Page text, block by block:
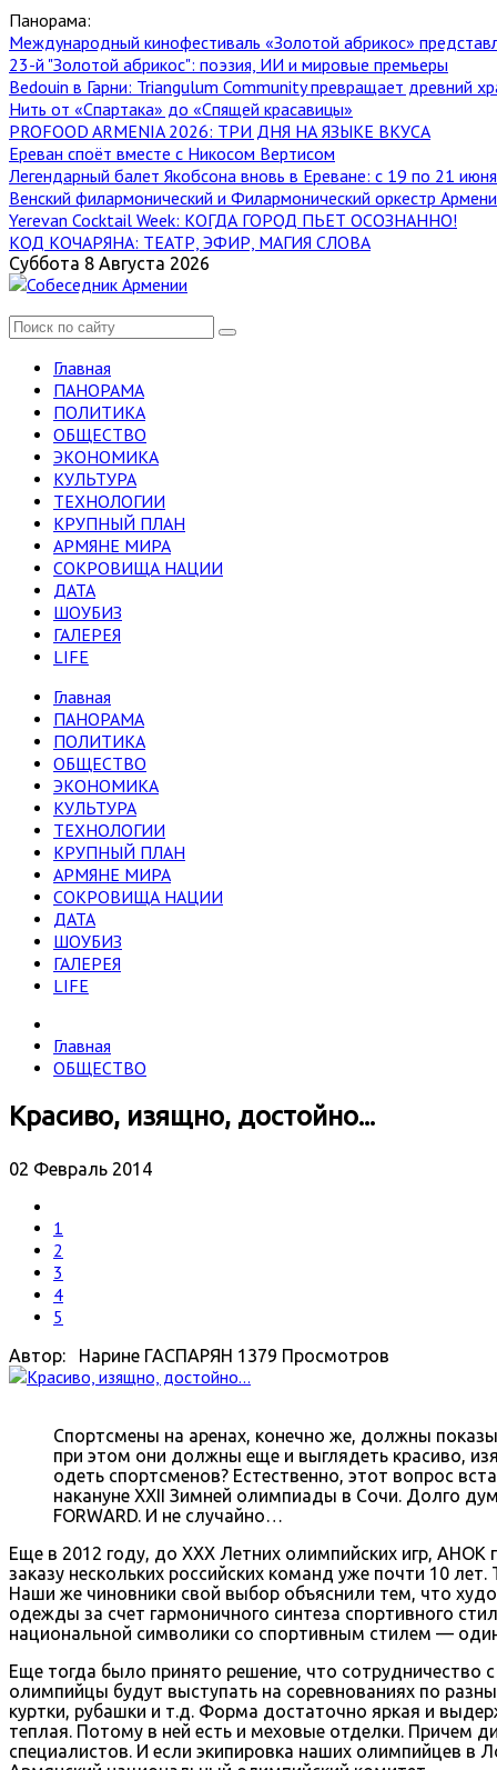
Панорама:
Международный кинофестиваль «Золотой абрикос»
23-й "Золотой абрикос": поэзия, ИИ и мировые премьеры
Bedouin в Гарни: Triangulum Community превращает древний
Нить от «Спартака» до «Спящей красавицы»
PROFOOD ARMENIA 2026: ТРИ ДНЯ НА ЯЗЫКЕ ВКУСА
Ереван споёт вместе с Никосом Вертисом
Легендарный балет Якобсона вновь в Ереване: с 19 по 21
Венский филармонический и Филармонический оркестр
Yerevan Cocktail Week: КОГДА ГОРОД ПЬЕТ ОСОЗНАННО!
КОД КОЧАРЯНА: ТЕАТР, ЭФИР, МАГИЯ СЛОВА
Суббота 8 Августа 2026
Главная
ПАНОРАМА
ПОЛИТИКА
ОБЩЕСТВО
ЭКОНОМИКА
КУЛЬТУРА
ТЕХНОЛОГИИ
КРУПНЫЙ ПЛАН
АРМЯНЕ МИРА
СОКРОВИЩА НАЦИИ
ДАТА
ШОУБИЗ
ГАЛЕРЕЯ
LIFE
Главная
ПАНОРАМА
ПОЛИТИКА
ОБЩЕСТВО
ЭКОНОМИКА
КУЛЬТУРА
ТЕХНОЛОГИИ
КРУПНЫЙ ПЛАН
АРМЯНЕ МИРА
СОКРОВИЩА НАЦИИ
ДАТА
ШОУБИЗ
ГАЛЕРЕЯ
LIFE
Главная
ОБЩЕСТВО
Красиво, изящно, достойно...
02 Февраль 2014
1
2
3
4
5
Автор: Нарине ГАСПАРЯН 1379 Просмотров
Спортсмены на аренах, конечно же, должны
при этом они должны еще и выглядеть красиво,
одеть спортсменов? Естественно, этот вопрос
накануне XXII Зимней олимпиады в Сочи. Долго
FORWARD. И не случайно…
Еще в 2012 году, до ХХХ Летних олимпийских игр, АНОК
заказу нескольких российских команд уже почти 10
Наши же чиновники свой выбор объяснили тем, что
одежды за счет гармоничного синтеза спортивного
национальной символики со спортивным стилем —
Еще тогда было принято решение, что
олимпийцы будут выступать на соревнованиях по
куртки, рубашки и т.д. Форма достаточно яркая и
теплая. Потому в ней есть и меховые отделки. Причем
специалистов. И если экипировка наших олимпийцев в